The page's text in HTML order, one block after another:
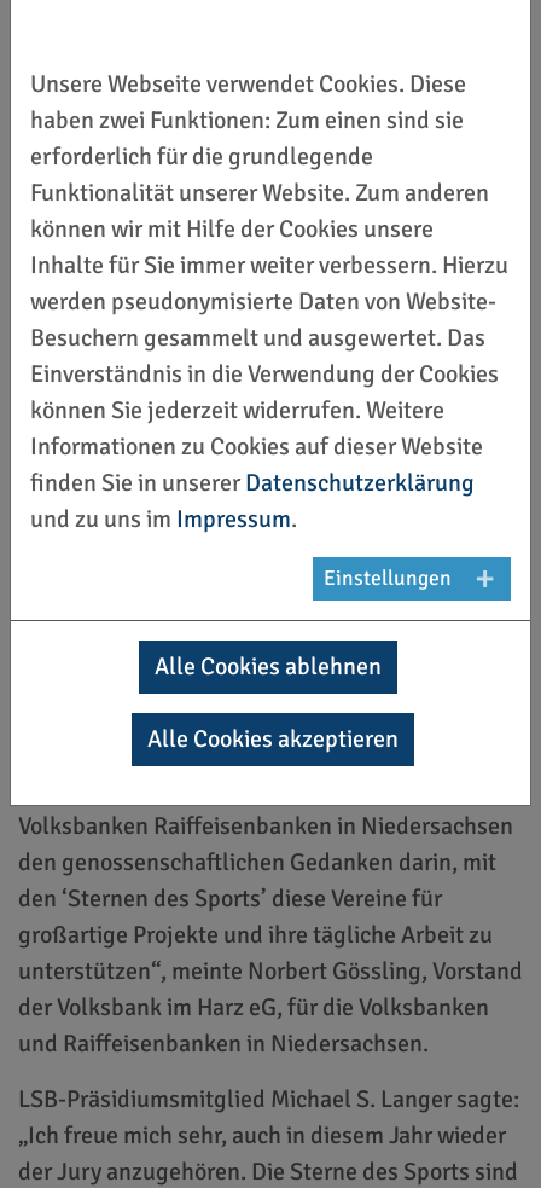
Manke sagte: „Die heutige Verleihung der Sterne
des Sports in Silber hat erneut gezeigt, wie viele
hervorragende und sozial engagierte
Sportvereine es in Niedersachsen gibt. Es steht
nicht nur der Sport im Vordergrund, sondern auch
das Engagement und die Begeisterung rund um
den Sport, das Engagement für Menschen und
unsere Gesellschaft! Ich bedanke mich herzlich
bei allen Vereinen für die tollen Einblicke in
deren Arbeit vor Ort. Herzlichen Glückwunsch an
den Goslarer Hockey Club 09 e. V. und herzlichen
Glückwunsch für die Verleihung der Sterne des
Sports in Gold – ihr seid ein würdiger Vertreter für
„Die in diesem Jahr vorgestellten Projekte zeigen,
wie groß die Bandbreite von Aktivitäten und
Initiativen in niedersächsischen Vereinen ist.
Diese gehen weit über das eigentliche
Sporttreiben hinaus und sind von hoher
Volksbanken Raiffeisenbanken in Niedersachsen
den genossenschaftlichen Gedanken darin, mit
den ‘Sternen des Sports’ diese Vereine für
großartige Projekte und ihre tägliche Arbeit zu
unterstützen“, meinte Norbert Gössling, Vorstand
der Volksbank im Harz eG, für die Volksbanken
und Raiffeisenbanken in Niedersachsen.
LSB-Präsidiumsmitglied Michael S. Langer sagte:
„Ich freue mich sehr, auch in diesem Jahr wieder
der Jury anzugehören. Die Sterne des Sports sind
Unsere Webseite verwendet Cookies. Diese
haben zwei Funktionen: Zum einen sind sie
erforderlich für die grundlegende
Funktionalität unserer Website. Zum anderen
können wir mit Hilfe der Cookies unsere
Inhalte für Sie immer weiter verbessern. Hierzu
werden pseudonymisierte Daten von Website-
Besuchern gesammelt und ausgewertet. Das
Einverständnis in die Verwendung der Cookies
können Sie jederzeit widerrufen. Weitere
Informationen zu Cookies auf dieser Website
finden Sie in unsererDatenschutzerklärung
und zu uns im Impressum.
Einstellungen
Alle Cookies ablehnen
Alle Cookies akzeptieren